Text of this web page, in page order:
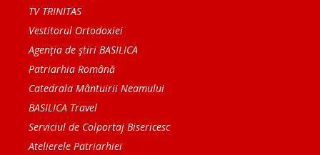
TV TRINITAS
Vestitorul Ortodoxiei
Agenţia de ştiri BASILICA
Patriarhia Română
Catedrala Mântuirii Neamului
BASILICA Travel
Serviciul de Colportaj Bisericesc
Atelierele Patriarhiei